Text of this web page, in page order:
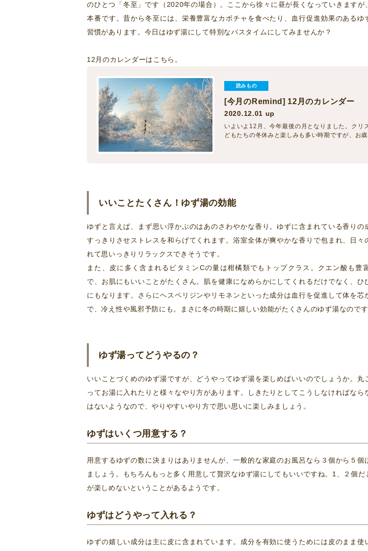
のひとつ「冬至」です（2020年の場合）。ここから徐々に昼が長くなっていきますが
本番です。昔から冬至には、栄養豊富なカボチャを食べたり、血行促進効果のあるゆ
習慣があります。今日はゆず湯にして特別なバスタイムにしてみませんか？
12月のカレンダーはこちら。
読みもの
[今月のRemind] 12月のカレンダー
2020.12.01 up
いよいよ12月、今年最後の月となりました。クリ
どもたちの冬休みと楽しみも多い時期ですが、お
いいことたくさん！ゆず湯の効能
ゆずと言えば、まず思い浮かぶのはあのさわやかな香り。ゆずに含まれている香りの
すっきりさせストレスを和らげてくれます。浴室全体が爽やかな香りで包まれ、日々
れて思いっきりリラックスできそうです。
また、皮に多く含まれるビタミンCの量は柑橘類でもトップクラス。クエン酸も豊
で、お肌にもいいことがたくさん。肌を健康になめらかにしてくれるだけでなく、ひ
にもなります。さらにヘスペリジンやリモネンといった成分は血行を促進して体を芯
で、冷え性や風邪予防にも。まさに冬の時期に嬉しい効能がたくさんのゆず湯なのです
ゆず湯ってどうやるの？
いいことづくめのゆず湯ですが、どうやってゆず湯を楽しめばいいのでしょうか。丸
ってお湯に入れたりと様々なやり方があります。しきたりとしてこうしなければなら
はないようなので、やりやすいやり方で思い思いに楽しみましょう。
ゆずはいくつ用意する？
用意するゆずの数に決まりはありませんが、一般的な家庭のお風呂なら３個から５個
ましょう。もちろんもっと多く用意して贅沢なゆず湯にしてもいいですね。1、２個だ
が楽しめないということがあるようです。
ゆずはどうやって入れる？
ゆずの嬉しい成分は主に皮に含まれています。成分を有効に使うためには皮のまま使